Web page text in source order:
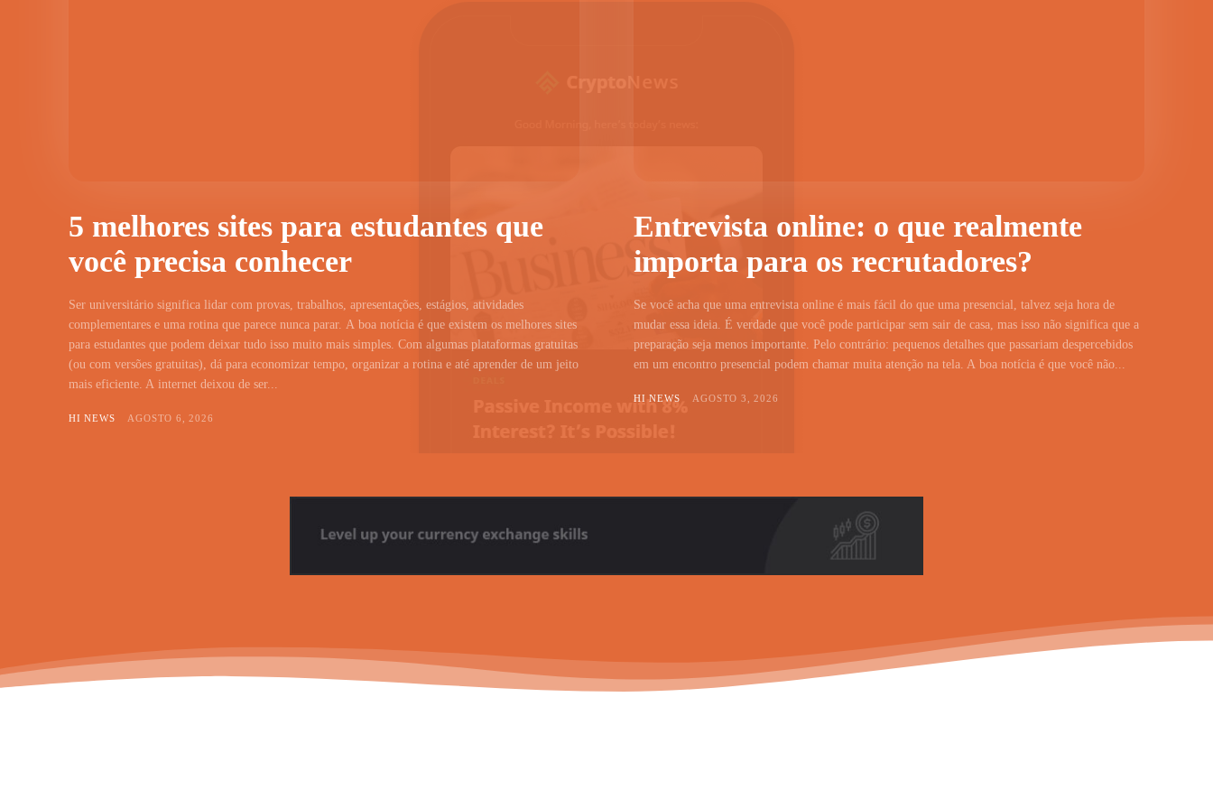
5 melhores sites para estudantes que
você precisa conhecer
Ser universitário significa lidar com provas, trabalhos, apresentações, estágios, atividades
complementares e uma rotina que parece nunca parar. A boa notícia é que existem os melhores sites
para estudantes que podem deixar tudo isso muito mais simples. Com algumas plataformas gratuitas
(ou com versões gratuitas), dá para economizar tempo, organizar a rotina e até aprender de um jeito
mais eficiente. A internet deixou de ser...
HI NEWS AGOSTO 6, 2026
Entrevista online: o que realmente
importa para os recrutadores?
Se você acha que uma entrevista online é mais fácil do que uma presencial, talvez seja hora de
mudar essa ideia. É verdade que você pode participar sem sair de casa, mas isso não significa que a
preparação seja menos importante. Pelo contrário: pequenos detalhes que passariam despercebidos
em um encontro presencial podem chamar muita atenção na tela. A boa notícia é que você não...
HI NEWS AGOSTO 3, 2026